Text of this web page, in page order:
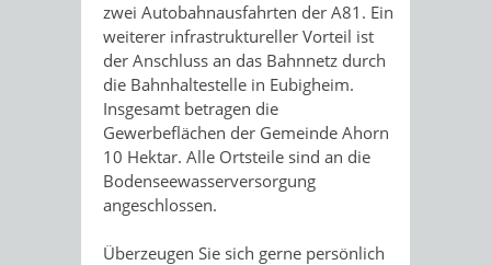
zwei Autobahnausfahrten der A81. Ein
weiterer infrastruktureller Vorteil ist
der Anschluss an das Bahnnetz durch
die Bahnhaltestelle in Eubigheim.
Insgesamt betragen die
Gewerbeflächen der Gemeinde Ahorn
10 Hektar. Alle Ortsteile sind an die
Bodenseewasserversorgung
angeschlossen.
Überzeugen Sie sich gerne persönlich